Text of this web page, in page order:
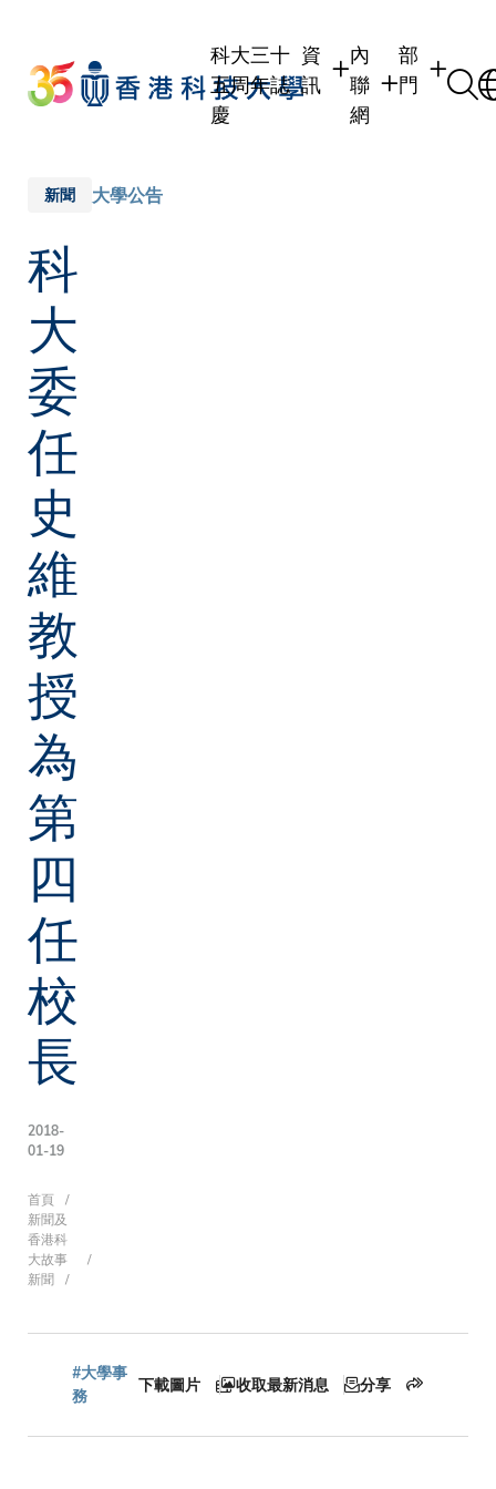
main
content
科大三十
五周年誌
慶
資
訊
內
聯
網
部
門
新聞 大學公告
科
大
委
任
史
維
教
授
為
第
四
任
校
長
2018-
01-19
導
航
連
首頁
新聞及
香港科
大故事
新聞
#大學事
務
下載圖片 收取最新消息 分享